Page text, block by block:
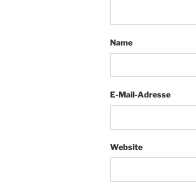
Name
E-Mail-Adresse
Website